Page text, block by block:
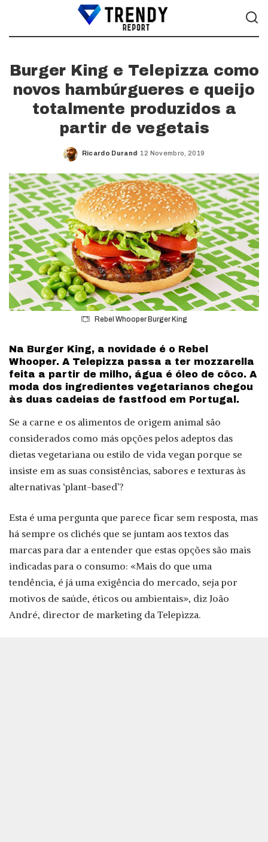
Burger King e Telepizza como
novos hambúrgueres e queijo
totalmente produzidos a
partir de vegetais
Posted
Ricardo Durand 12 Novembro, 2019
Rebel Whooper Burger King
Na Burger King, a novidade é o Rebel
Whooper. A Telepizza passa a ter mozzarella
feita a partir de milho, água é óleo de côco. A
moda dos ingredientes vegetarianos chegou
às duas cadeias de fastfood em Portugal.
Se a carne e os alimentos de origem animal são
considerados como más opções pelos adeptos das
dietas vegetariana ou estilo de vida vegan porque se
insiste em as suas consistências, sabores e texturas às
alternativas ‘plant-based’?
Esta é uma pergunta que parece ficar sem resposta, mas
há sempre os clichés que se juntam aos textos das
marcas para dar a entender que estas opções são mais
indicadas para o consumo: «Mais do que uma
tendência, é já uma exigência do mercado, seja por
motivos de saúde, éticos ou ambientais», diz João
André, director de marketing da Telepizza.